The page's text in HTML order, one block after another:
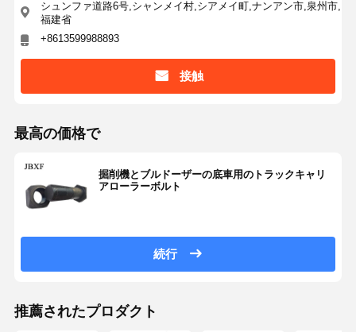
シュンファ道路6号,シャンメイ村,シアメイ町,ナンアン市,泉州市,
福建省
+8613599988893
接触
最高の価格で
掘削機とブルドーザーの底車用のトラックキャリ
アローラーボルト
続行
推薦されたプロダクト